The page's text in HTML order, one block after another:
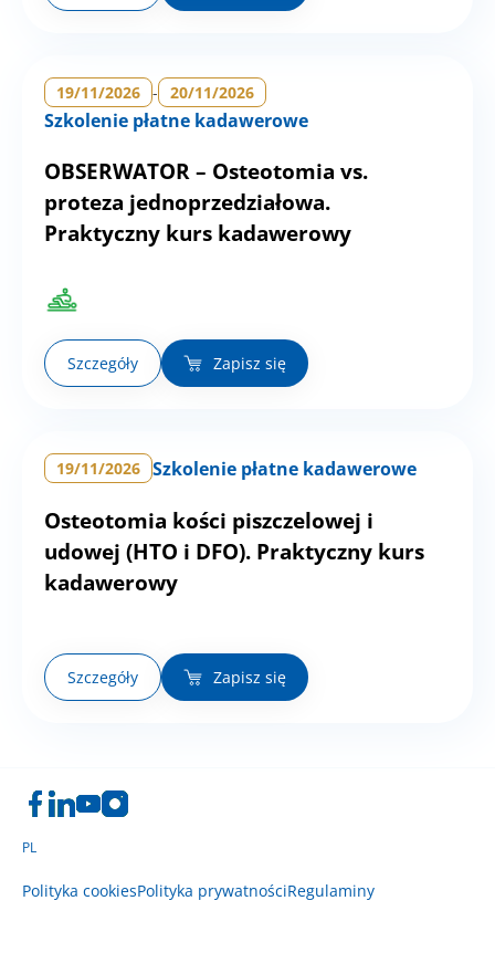
19/11/2026 - 20/11/2026
Szkolenie płatne kadawerowe
OBSERWATOR – Osteotomia vs.
proteza jednoprzedziałowa.
Praktyczny kurs kadawerowy
Szczegóły Zapisz się
19/11/2026 Szkolenie płatne kadawerowe
Osteotomia kości piszczelowej i
udowej (HTO i DFO). Praktyczny kurs
kadawerowy
Szczegóły Zapisz się
PL
Polityka cookiesPolityka prywatnościRegulaminy